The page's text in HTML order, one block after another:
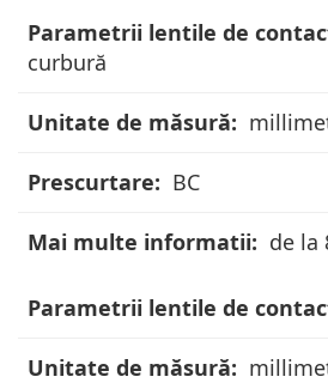
Prescurtare
multe
curbură
BC
de la